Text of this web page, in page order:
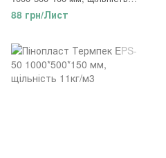
11кг/м3
88 грн/Лист